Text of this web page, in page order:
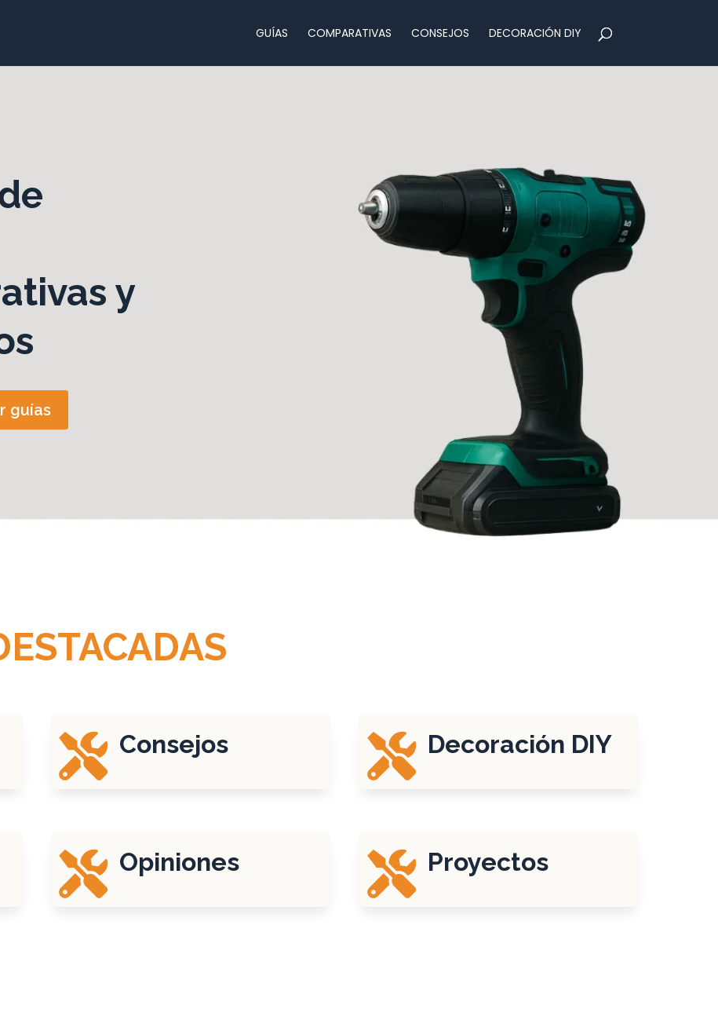
GUÍAS COMPARATIVAS CONSEJOS DECORACIÓN DIY
y
guías
 Consejos  Decoración DIY
 Opiniones  Proyectos